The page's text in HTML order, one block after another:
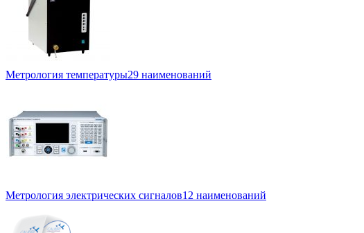
Метрология температуры29 наименований
Метрология электрических сигналов12 наименований